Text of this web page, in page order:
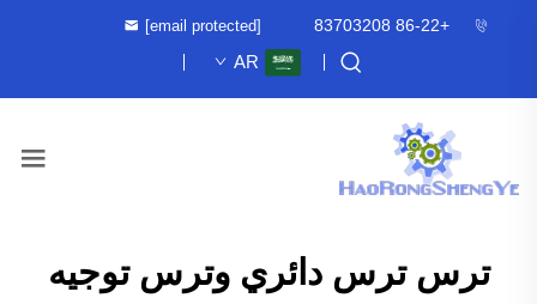
+86-22 83703208
[email protected]
AR
ترس ترس دائري وترس توجيه